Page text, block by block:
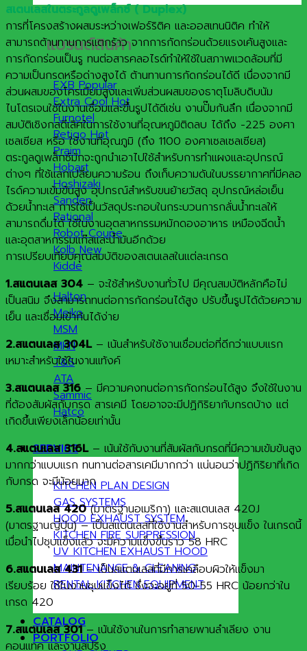
แบรนด์สินค้า
EXB
Extra Cool
Furnotel
Retigo
Praim
Hobart
Hoshizaki
Sanden
Rational
Robot Coupe
Kolb
Kidde
Halton
Meiko
MSM
MKN
T&S
ATA
Sammic
Hatco
SERVICE
KITCHEN PLAN DESIGN
GAS SYSTEMS
HOOD EXHAUST SYSTEM
KITCHEN FIRE SUPPRESSION
UV KITCHEN EXHAUST HOOD
MAINTENANCE & CLEANING
RENTAL KITCHEN EQUIPMENT
CATALOG
PORTFOLIO
สเตนเลสในตระกูลดูเพล็กซ์ ( Duplex)
การที่โครงสร้างผสมระหว่างเฟอร์ริติค และออสเทนนิติค ทำให้
สามารถต้านทานการแตกร้าว จากการกัดกร่อนด้วยแรงเค้นสูงและ
การกัดกร่อนเป็นรู ทนต่อสารคลอไรด์ทำให้ใช้ในสภาพแวดล้อมที่มี
ความเป็นกรดหรือด่างสูงได้ ต้านทานการกัดกร่อนได้ดี เนื่องจากมี
ส่วนผสมของโครเมียมสูงและเพิ่มส่วนผสมของธาตุโมลิบดิบนัม
ไนโตรเจนใช้ในงานเชื่อมและขึ้นรูปได้ดีเช่น งานปั๊มก้นลึก เนื่องจากมี
สมบัติเชิงกลดีเลิศในการใช้งานที่อุณหภูมิติดลบ ได้ถึง -225 องศา
เซลเซียส หรือ ใช้งานที่อุณภูมิ (ถึง 1100 องศาเซลเซลเซียส)
ตระกูลดูเพล็กซ์มักจะถูกนำเอาไปใช้สำหรับการทำแผงและอุปกรณ์
ต่างๆ ที่ใช้แลกเปลี่ยนความร้อน ถึงเก็บความดันในบรรยากาศที่มีคลอ
ไรด์ความเข้มข้นสูง อุปกรณ์สำหรับขนย้ายวัสดุ อุปกรณ์หล่อเย็น
ด้วยน้ำทะเล การใช้เป็นวัสดุประกอบในกระบวนการกลั่นน้ำทะเลให้
สามารถดื่มได้ ใช้ในงานอุตสาหกรรมหมักดองอาหาร เหมืองฉีดน้ำ
และอุตสาหกรรมแก๊สและน้ำมันอีกด้วย
การเปรียบเทียบคุณสมบัติของสเตนเลสในแต่ละเกรด
1.สแตนเลส 304 – จะใช้สำหรับงานทั่วไป มีคุณสมบัติหลักคือไม่
เป็นสนิม จึงสามารถทนต่อการกัดกร่อนได้สูง ปรับขึ้นรูปได้ด้วยความ
เย็น และเชื่อมเข้ากันได้ง่าย
2.สแตนเลส 304L– เน้นสำหรับใช้งานเชื่อมต่อที่ดีกว่าแบบแรก
เหมาะสำหรับใช้ในงานแท้งค์
3.สแตนเลส 316 – มีความคงทนต่อการกัดกร่อนได้สูง จึงใช้ในงาน
ที่ต้องสัมผัสกับกรด สารเคมี โดยอาจจะมีปฏิกิริยากับกรดบ้าง แต่
เกิดขึ้นเพียงเล็กน้อยเท่านั้น
4.สแตนเลส 316L– เน้นใช้กับงานที่สัมผัสกับกรดที่มีความเข้มข้นสูง
มากกว่าแบบแรก ทนทานต่อสารเคมีมากกว่า แน่นอนว่าปฏิกิริยาที่เกิด
กับกรด จะมีน้อยมาก
5.สแตนเลส 420(มาตรฐานอเมริกา) และสแตนเลส 420J
(มาตรฐานญี่ปุ่น) – เป็นสแตนเลสที่ใช้งานสำหรับการชุบแข็ง ในเกรดนี้
เมื่อนำไปชุบแข็งแล้ว จะมีความแข็งขึ้นราว 58 HRC
6.สแตนเลส 431– เป็นสแตนเลสที่มีการเคลือบผิวให้แข็งมา
เรียบร้อย ใช้ในงานชุบแข็งได้ ซึ่งจะอยู่ที่ 50-55 HRC น้อยกว่าใน
เกรด 420
7.สแตนเลส 301– เน้นใช้งานในการทำสายพานลำเลียง งาน
คอนแทค และงานสปริง